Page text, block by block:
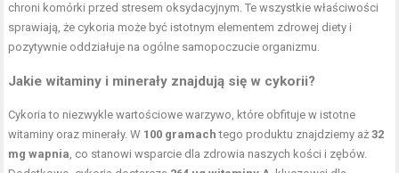
chroni komórki przed stresem oksydacyjnym. Te wszystkie właściwości
sprawiają, że cykoria może być istotnym elementem zdrowej diety i
pozytywnie oddziałuje na ogólne samopoczucie organizmu.
Jakie witaminy i minerały znajdują się w cykorii?
Cykoria to niezwykle wartościowe warzywo, które obfituje w istotne
witaminy oraz minerały. W 100 gramach tego produktu znajdziemy aż32
mg wapnia, co stanowi wsparcie dla zdrowia naszych kości i zębów.